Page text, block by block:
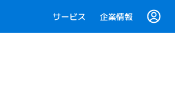
サービス 企業情報